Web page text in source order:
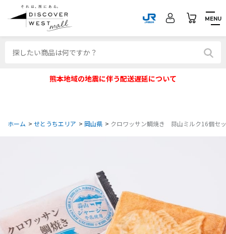
MENU
熊本地域の地震に伴う配送遅延について
ホーム > せとうちエリア > 岡山県 > クロワッサン鯛焼き 蒜山ミルク16個セ